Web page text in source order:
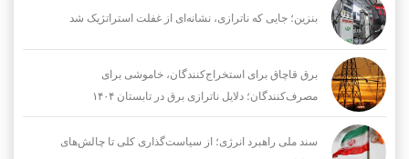
بنزین؛ جایی که ناترازی، نشانه‌ای از غفلت استراتژیک شد
برق قاچاق برای استخراج‌کنندگان، خاموشی برای
مصرف‌کنندگان؛ دلایل ناترازی برق در تابستان ۱۴۰۴
سند ملی راهبرد انرژی؛ از سیاست‌گذاری کلی تا چالش‌های